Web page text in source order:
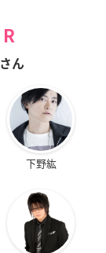
ん
下野紘